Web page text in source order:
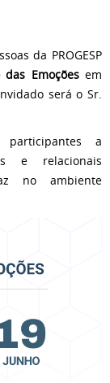
da PROGESP
das Emoçõesem
será o Sr.
a
e relacionais
no ambiente